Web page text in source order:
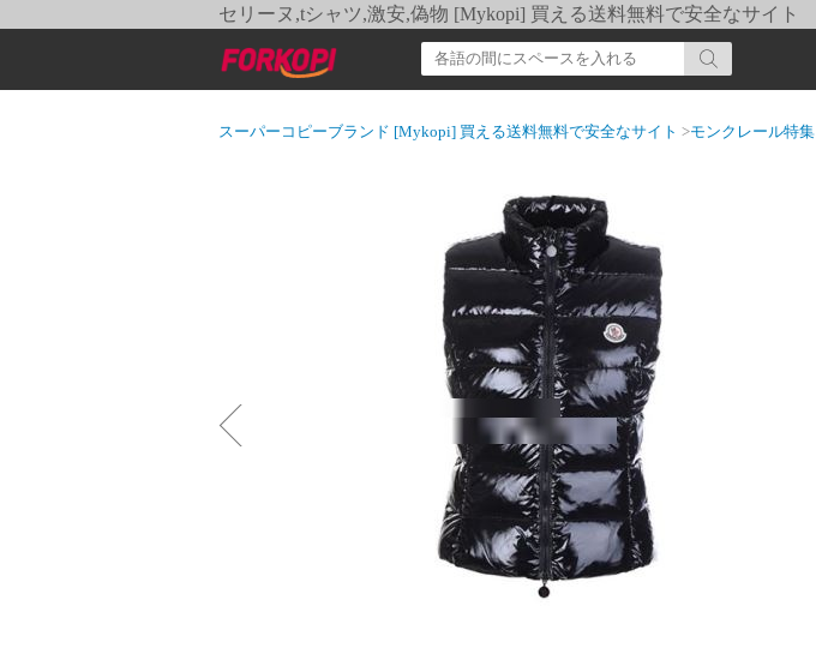
セリーヌ,tシャツ,激安,偽物 [Mykopi] 買える送料無料で安全なサイト
スーパーコピーブランド [Mykopi] 買える送料無料で安全なサイト >モンクレール特集